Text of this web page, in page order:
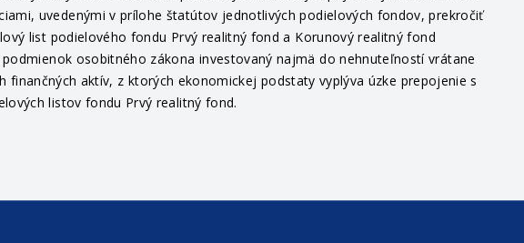
uvedenými v prílohe štatútov jednotlivých podielových fondov, prekročiť
list podielového fondu Prvý realitný fond a Korunový realitný fond
osobitného zákona investovaný najmä do nehnuteľností vrátane
aktív, z ktorých ekonomickej podstaty vyplýva úzke prepojenie s
listov fondu Prvý realitný fond.